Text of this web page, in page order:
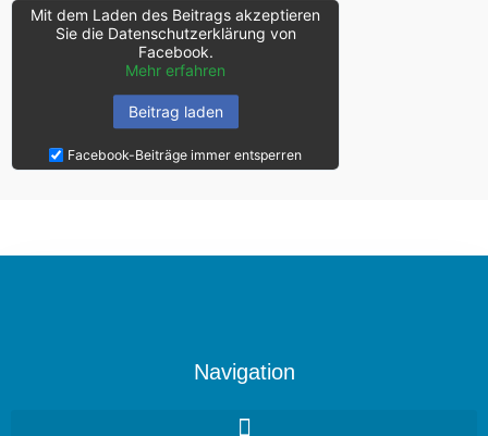
Mit dem Laden des Beitrags akzeptieren
Sie die Datenschutzerklärung von
Facebook.
Mehr erfahren
Beitrag laden
Facebook-Beiträge immer entsperren
Navigation